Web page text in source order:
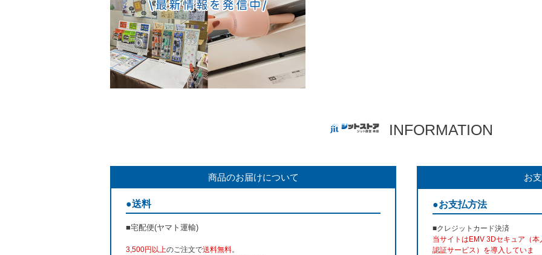
INFORMATION
商品のお届けについて
●送料
■宅配便(ヤマト運輸)
3,500円以上のご注文で送料無料。
お
●お支払方法
■クレジットカード決済
当サイトはEMV 3Dセキュア（本
認証サービス）を導入していま